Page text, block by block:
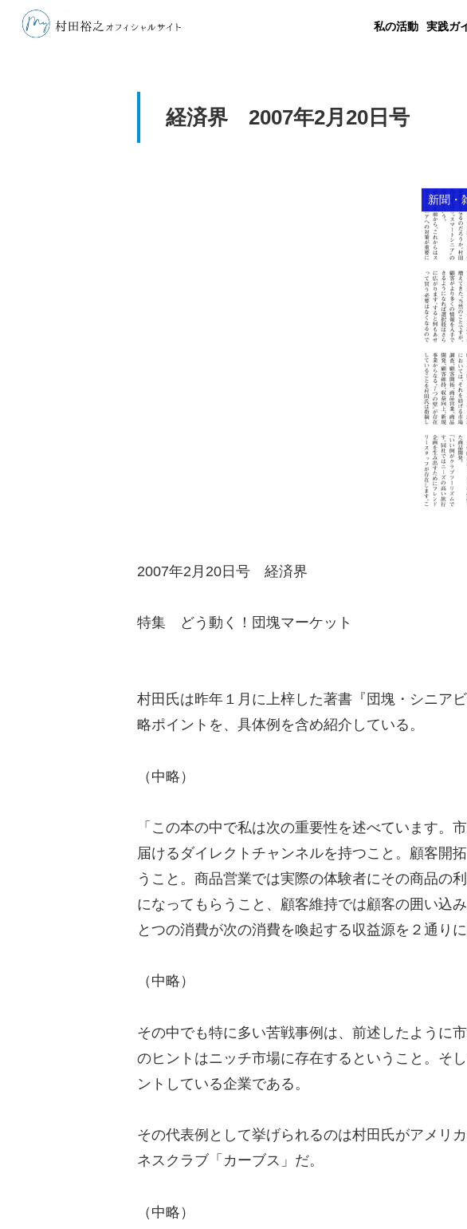
私の活動 実践ガ
経済界 2007年2月20日号
新聞・
2007年2月20日号 経済界
特集 どう動く！団塊マーケット
村田氏は昨年１月に上梓した著書『団塊・シニア
略ポイントを、具体例を含め紹介している。
（中略）
「この本の中で私は次の重要性を述べています。
届けるダイレクトチャンネルを持つこと。顧客開
うこと。商品営業では実際の体験者にその商品の
になってもらうこと、顧客維持では顧客の囲い込
とつの消費が次の消費を喚起する収益源を２通り
（中略）
その中でも特に多い苦戦事例は、前述したように
のヒントはニッチ市場に存在するということ。そ
ントしている企業である。
その代表例として挙げられるのは村田氏がアメリ
ネスクラブ「カーブス」だ。
（中略）